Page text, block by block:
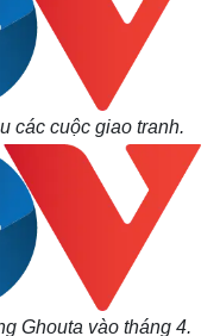
các cuộc giao tranh.
Ghouta vào tháng 4.